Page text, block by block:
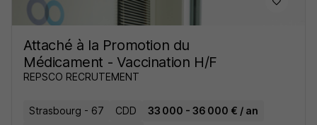
Attaché à la Promotion du
Médicament - Vaccination H/F
REPSCO RECRUTEMENT
Strasbourg - 67 CDD
33 000 - 36 000 € / an